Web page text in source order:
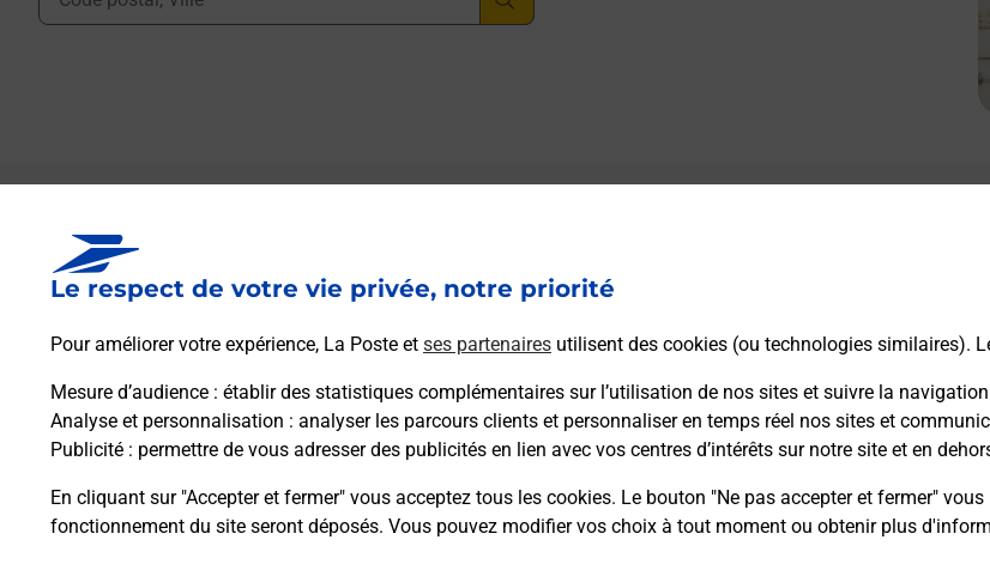
Le respect de votre vie privée, notre priorité
Pour améliorer votre expérience, La Poste et ses partenaires utilisent des cookies (ou technologies similaires).
Mesure d’audience : établir des statistiques complémentaires sur l’utilisation de nos sites et suivre la
Analyse et personnalisation : analyser les parcours clients et personnaliser en temps réel nos sites et
Publicité : permettre de vous adresser des publicités en lien avec vos centres d’intérêts sur notre site et en
En cliquant sur "Accepter et fermer" vous acceptez tous les cookies. Le bouton "Ne pas accepter et fermer"
fonctionnement du site seront déposés. Vous pouvez modifier vos choix à tout moment ou obtenir plus
Boîte aux lettres La Poste
Prochaine collecte du courrier vendredià
02240 Pleine Selve
Itinéraire